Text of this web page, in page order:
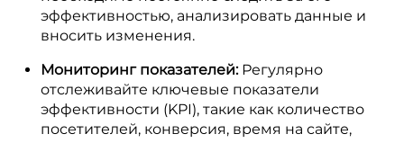
эффективностью, анализировать данные и
вносить изменения.
Мониторинг показателей:Регулярно
отслеживайте ключевые показатели
эффективности (KPI), такие как количество
посетителей, конверсия, время на сайте,